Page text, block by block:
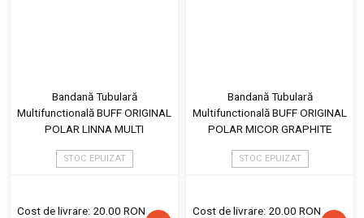
Bandană Tubulară
Multifunctională BUFF ORIGINAL
POLAR LINNA MULTI
STOC EPUIZAT
Cost de livrare: 20.00 RON
Bandană Tubulară
Multifunctională BUFF ORIGINAL
POLAR MICOR GRAPHITE
STOC EPUIZAT
Cost de livrare: 20.00 RON